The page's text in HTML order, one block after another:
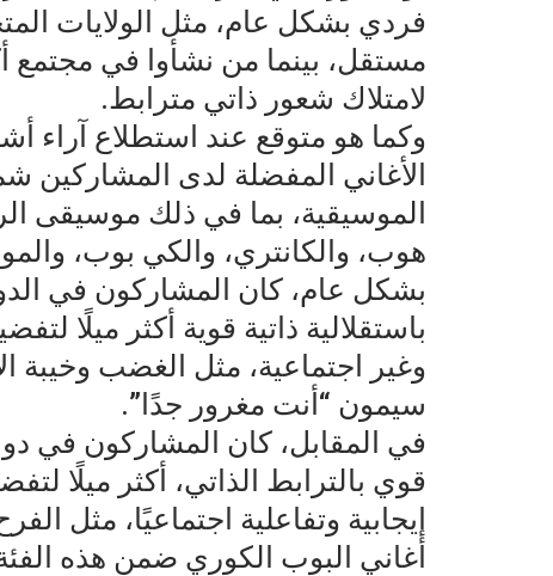
فردي بشكل عام، مثل الولايات
مستقل، بينما من نشأوا في مجتمع
لامتلاك شعور ذاتي مترابط.
وكما هو متوقع عند استطلاع آراء
الأغاني المفضلة لدى المشاركين
الموسيقية، بما في ذلك موسيقى
هوب، والكانتري، والكي بوب،
بشكل عام، كان المشاركون في
باستقلالية ذاتية قوية أكثر ميلًا
وغير اجتماعية، مثل الغضب وخيبة
سيمون “أنت مغرور جدًا”.
في المقابل، كان المشاركون في
قوي بالترابط الذاتي، أكثر ميلًا
إيجابية وتفاعلية اجتماعيًا، مثل
أغاني البوب الكوري ضمن هذه